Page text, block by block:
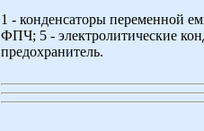
1 - конденсаторы переменной
ФПЧ; 5 - электролитические
предохранитель.